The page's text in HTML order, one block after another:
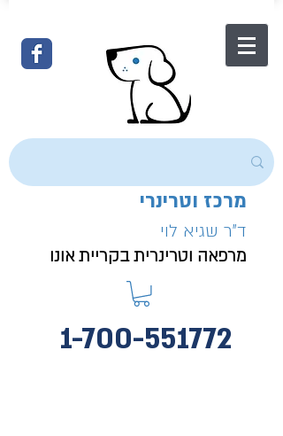
מרכז וטרינרי
ד"ר שגיא לוי
מרפאה וטרינרית בקריית אונו
1-700-551772